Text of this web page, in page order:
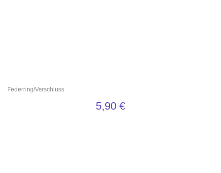
Federring/Verschluss
5,90 €